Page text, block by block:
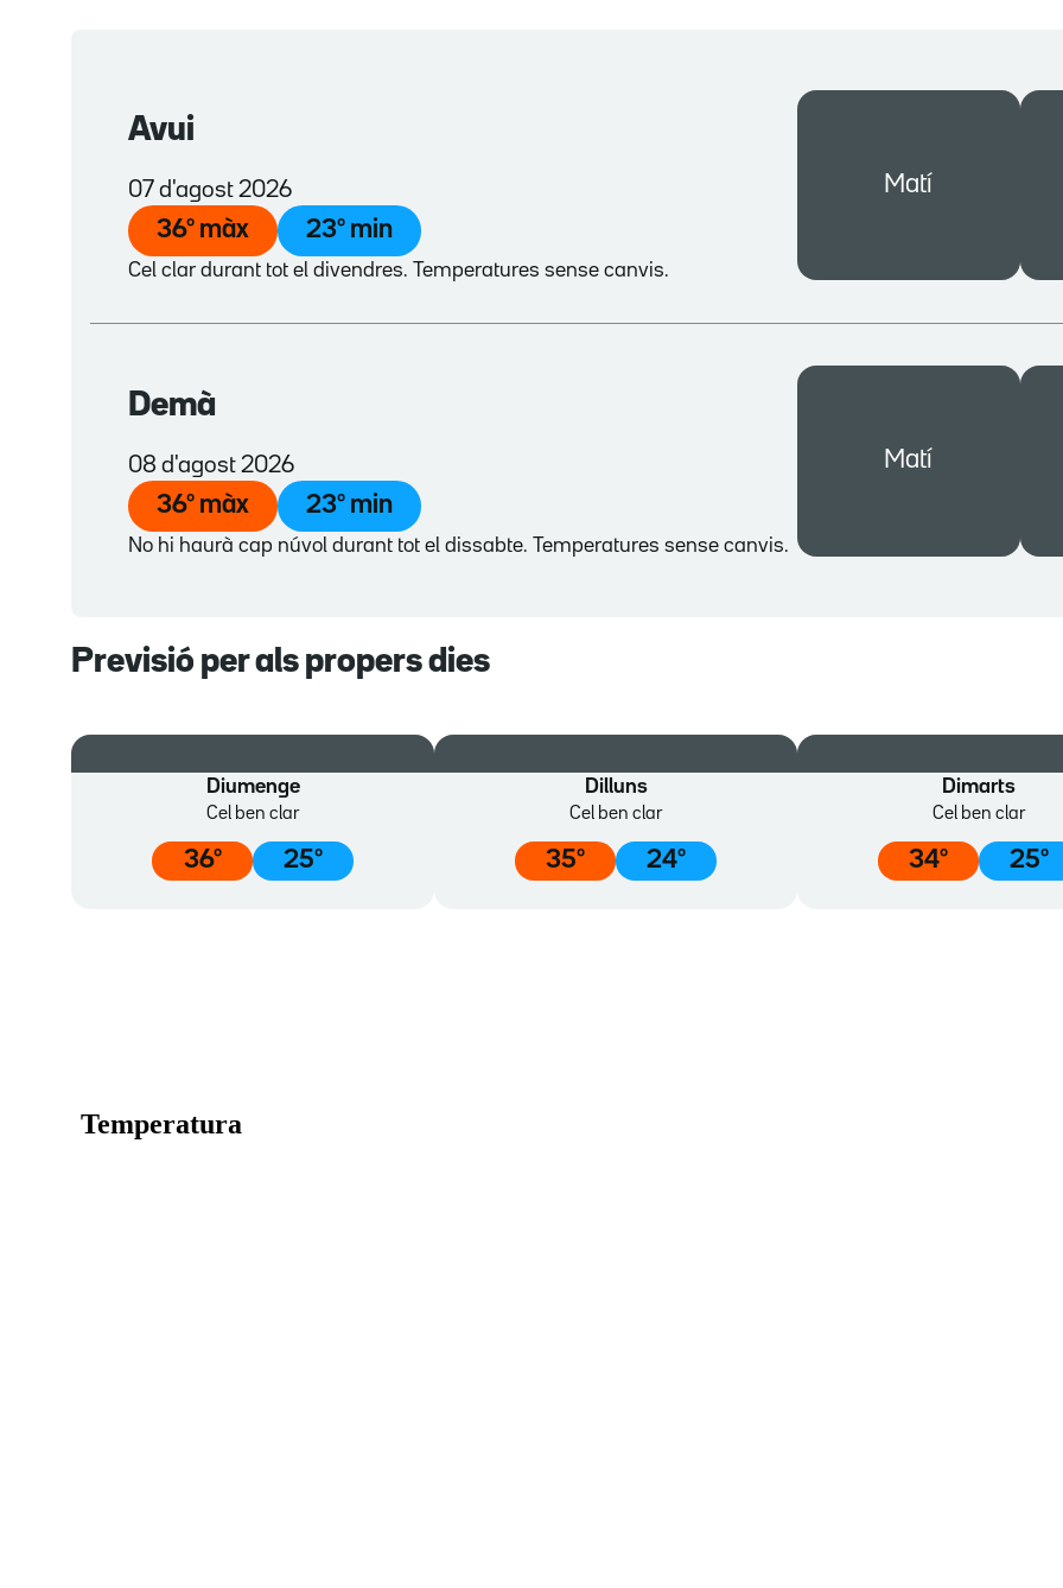
Avui
07 d'agost 2026
36º màx 23º min
Cel clar durant tot el divendres. Temperatures sense canvis.
Matí
Demà
08 d'agost 2026
36º màx 23º min
No hi haurà cap núvol durant tot el dissabte. Temperatures sense canvis.
Matí
Previsió per als propers dies
Diumenge
Cel ben clar
36º 25º
Dilluns
Cel ben clar
35º 24º
Dimarts
Cel ben clar
34º 25º